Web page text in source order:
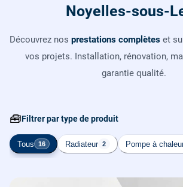
Noyelles-sous-
Découvrez nos prestations complètes et
vos projets. Installation, rénovation,
garantie qualité.
🧰Filtrer par type de produit
Tous 16 Radiateur 2 Pompe à